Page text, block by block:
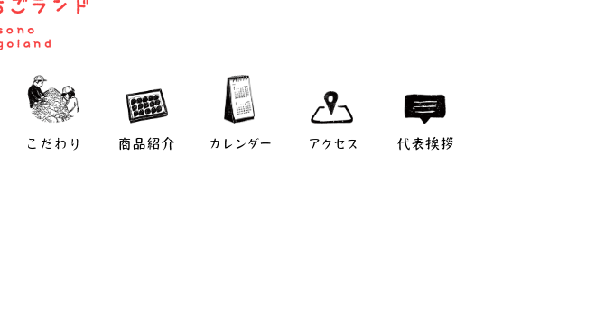
こだわり 商品紹介 カレンダー アクセス 代表挨拶